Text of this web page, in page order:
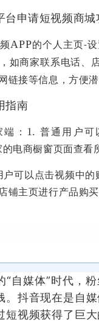
申请短视频商城
APP的个人主页-
如商家联系电话、
链接等信息，方便潜
南
1.普通用户可
的电商橱窗页面查看
户可以点击视频中的
铺主页进行产品购买
“自媒体”时代，
。抖音现在是自媒
短视频获得了巨